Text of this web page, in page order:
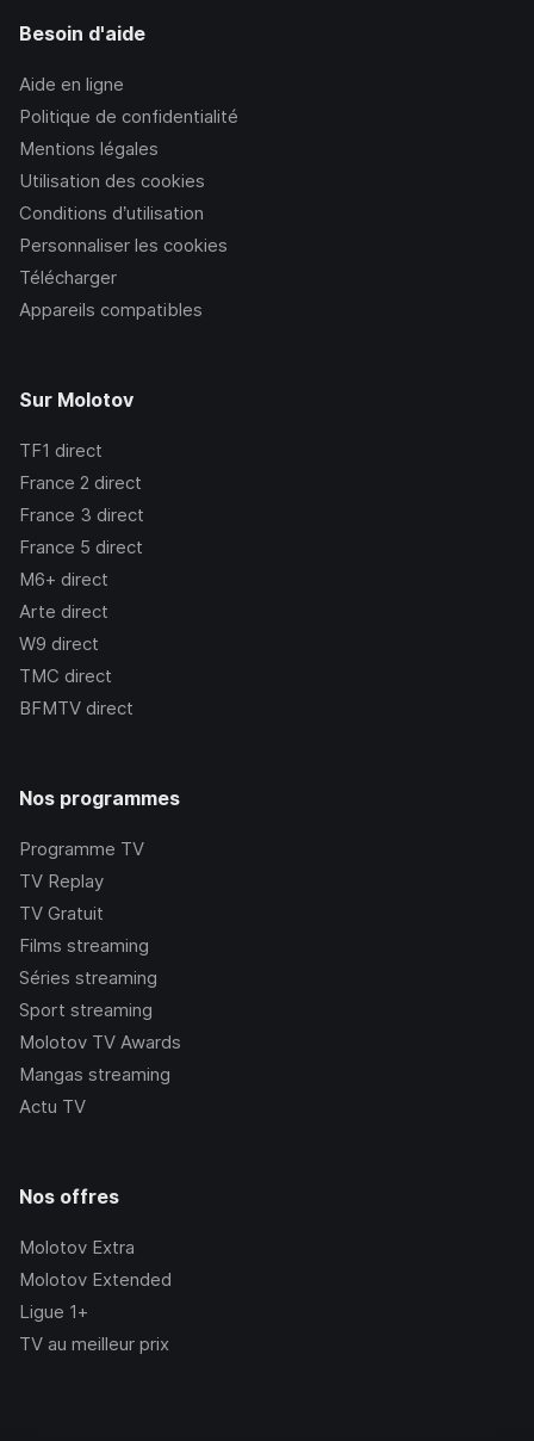
Besoin d'aide
Aide en ligne
Politique de confidentialité
Mentions légales
Utilisation des cookies
Conditions d’utilisation
Personnaliser les cookies
Télécharger
Appareils compatibles
Sur Molotov
TF1 direct
France 2 direct
France 3 direct
France 5 direct
M6+ direct
Arte direct
W9 direct
TMC direct
BFMTV direct
Nos programmes
Programme TV
TV Replay
TV Gratuit
Films streaming
Séries streaming
Sport streaming
Molotov TV Awards
Mangas streaming
Actu TV
Nos offres
Molotov Extra
Molotov Extended
Ligue 1+
TV au meilleur prix